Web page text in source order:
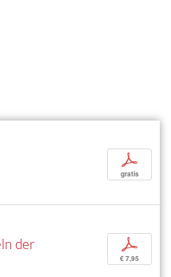
p
gratis
der
p
€ 7,95